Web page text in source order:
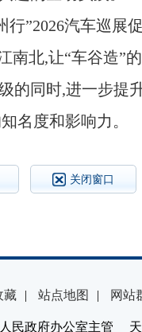
行”2026汽车巡展
南北,让“车谷造”
的同时,进一步提
名度和影响力。
关闭窗口
藏 | 站点地图 | 网站
民政府办公室主管 天